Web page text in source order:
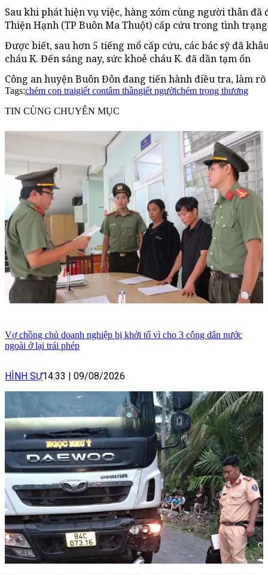
Sau khi phát hiện vụ việc, hàng xóm cùng người thân đã
Thiện Hạnh (TP Buôn Ma Thuột) cấp cứu trong tình
Được biết, sau hơn 5 tiếng mổ cấp cứu, các bác sỹ đã
cháu K. Đến sáng nay, sức khoẻ cháu K. đã dần tạm ổn
Công an huyện Buôn Đôn đang tiến hành điều tra, làm rõ
Tags:chém con traigiết contâm thầngiết ngườichém trọng thương
TIN CÙNG CHUYÊN MỤC
Vợ chồng chủ doanh nghiệp bị khởi tố vì cho 3 công dân nước
ngoài ở lại trái phép
HÌNH SỰ14:33 09/08/2026